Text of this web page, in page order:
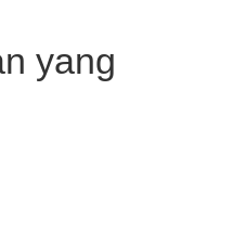
yang